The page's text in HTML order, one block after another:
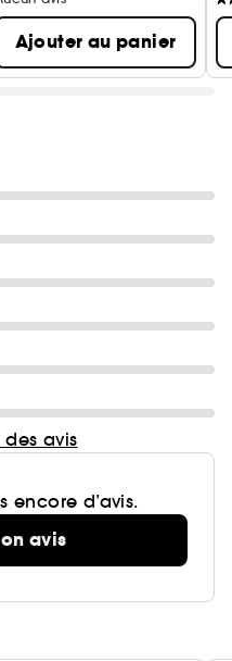
Ajouter au panier
avis
encore d’avis.
avis